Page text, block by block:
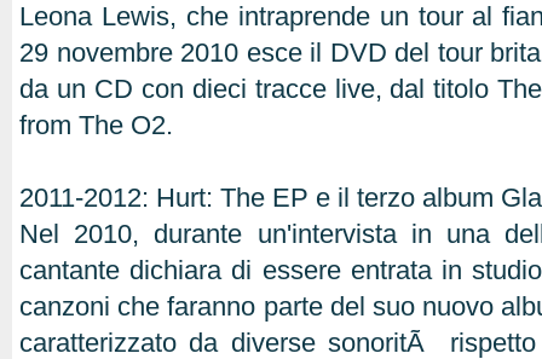
Leona Lewis, che intraprende un tour al
29 novembre 2010 esce il DVD del tour
da un CD con dieci tracce live, dal titolo
from The O2.
2011-2012: Hurt: The EP e il terzo album
Nel 2010, durante un'intervista in una
cantante dichiara di essere entrata in
canzoni che faranno parte del suo nuovo
caratterizzato da diverse sonoritÃ